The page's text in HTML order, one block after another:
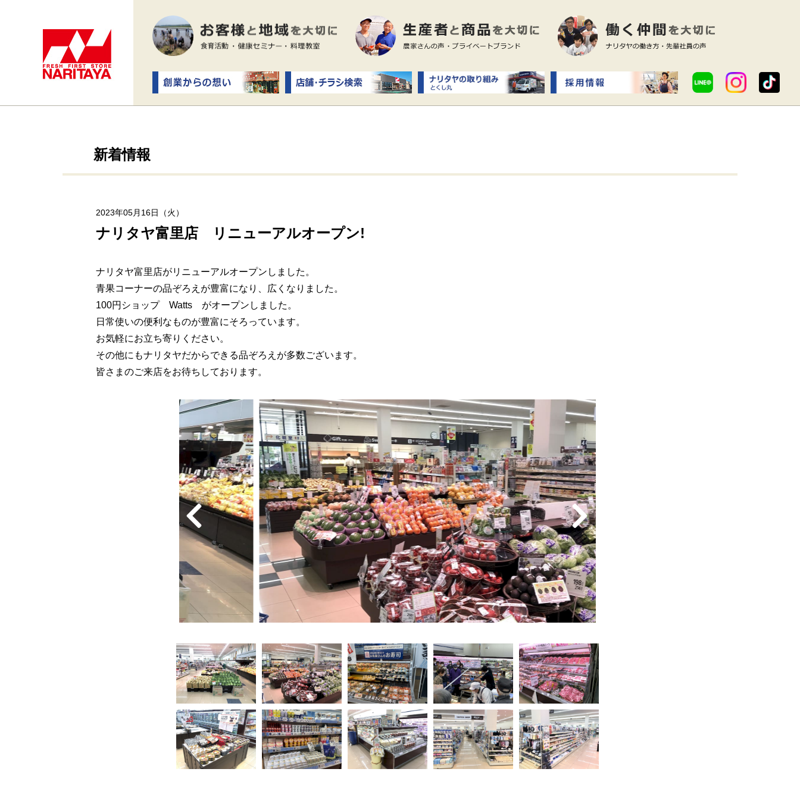
新着情報
2023年05月16日（火）
ナリタヤ富里店 リニューアルオープン!
ナリタヤ富里店がリニューアルオープンしました。
青果コーナーの品ぞろえが豊富になり、広くなりました。
100円ショップ Watts がオープンしました。
日常使いの便利なものが豊富にそろっています。
お気軽にお立ち寄りください。
その他にもナリタヤだからできる品ぞろえが多数ございます。
皆さまのご来店をお待ちしております。